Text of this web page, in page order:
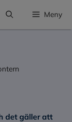
Meny
det gäller att